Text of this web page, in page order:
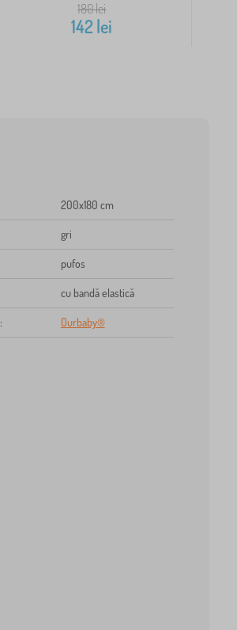
180lei
142 lei
200x180 cm
gri
pufos
cu bandă elastică
: Ourbaby®